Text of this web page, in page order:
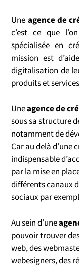
Une agence de
c’est ce que
spécialisée en
mission est
digitalisation de
produits et
Uneagence de
sous sa structure
notamment de
Car au delà d’une
indispensable
par la mise en
différents canaux
sociaux par
Au sein d’une
pouvoir trouver
web, des
webesigners, des